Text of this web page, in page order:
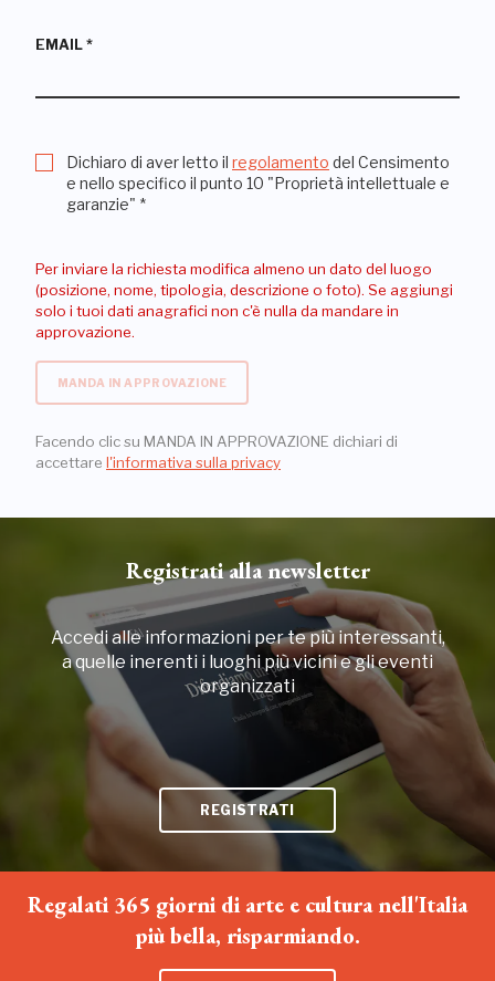
EMAIL *
Dichiaro di aver letto il regolamento del Censimento
e nello specifico il punto 10 "Proprietà intellettuale e
garanzie" *
Per inviare la richiesta modifica almeno un dato del luogo
(posizione, nome, tipologia, descrizione o foto). Se aggiungi
solo i tuoi dati anagrafici non c'è nulla da mandare in
approvazione.
MANDA IN APPROVAZIONE
Facendo clic su MANDA IN APPROVAZIONE dichiari di
accettare l'informativa sulla privacy
Registrati alla newsletter
Accedi alle informazioni per te più interessanti,
a quelle inerenti i luoghi più vicini e gli eventi
organizzati
REGISTRATI
Regalati 365 giorni di arte e cultura nell'Italia
più bella, risparmiando.